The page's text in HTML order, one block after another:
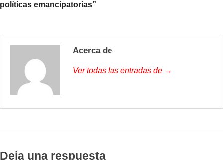
políticas emancipatorias”
Acerca de
Ver todas las entradas de →
Deja una respuesta